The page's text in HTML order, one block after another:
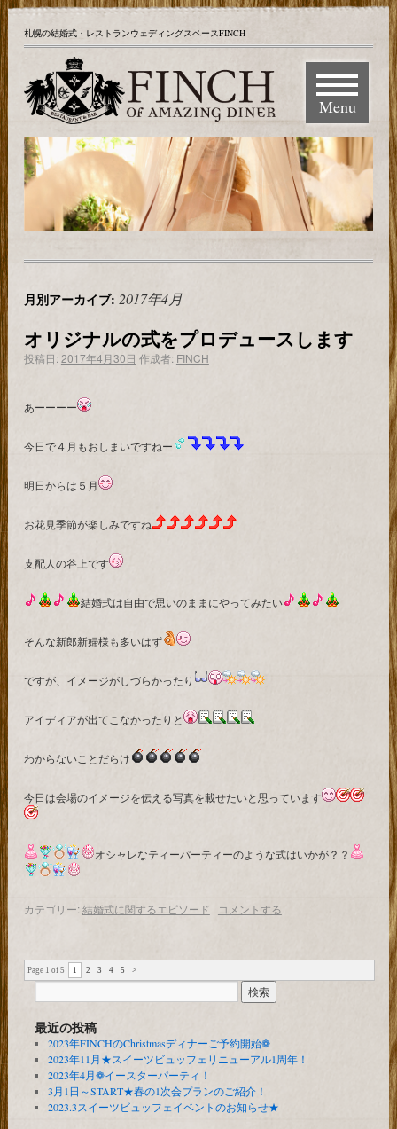
札幌の結婚式・レストランウェディングスペースFINCH
Menu
月別アーカイブ: 2017年4月
オリジナルの式をプロデュースします
投稿日:2017年4月30日 作成者: FINCH
あーーーー
今日で４月もおしまいですねー
明日からは５月
お花見季節が楽しみですね
支配人の谷上です
結婚式は自由で思いのままにやってみたい
そんな新郎新婦様も多いはず
ですが、イメージがしづらかったり
アイディアが出てこなかったりと
わからないことだらけ
今日は会場のイメージを伝える写真を載せたいと思っています
オシャレなティーパーティーのような式はいかが？？
カテゴリー:結婚式に関するエピソード | コメントする
Page 1 of 5 1 2 3 4 5 >
最近の投稿
2023年FINCHのChristmasディナーご予約開始❁
2023年11月★スイーツビュッフェリニューアル1周年！
2023年4月❁イースターパーティ！
3月1日～START★春の1次会プランのご紹介！
2023.3スイーツビュッフェイベントのお知らせ★